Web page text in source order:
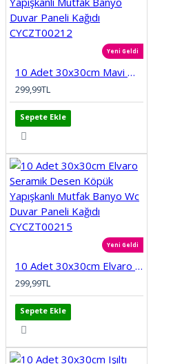
Yeni Geldi
10 Adet 30x30cm Mavi Motifli Desen Köpük Yapışkanlı Mutfak Banyo Duvar Paneli Kağıdı CYCZT00212
299,99TL
Sepete Ekle
Yeni Geldi
10 Adet 30x30cm Elvaro Seramik Desen Köpük Yapışkanlı Mutfak Banyo Wc Duvar Paneli Kağıdı CYCZT00215
299,99TL
Sepete Ekle